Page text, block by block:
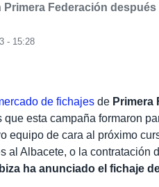
Primera Federación
- 15:28
de fichajesde Primera
esta campaña formaron
equipo de cara al próximo
al Albacete, o la contratación
ha anunciado el fichaje